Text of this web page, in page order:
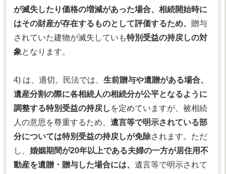
が滅失したり価格の増減があった場合、相続開始時に
はその財産が存在するものとして評価するため、 贈与
されていた建物が滅失していも特別受益の持戻しの対
象となります。
4) は、適切。民法では、 生前贈与や遺贈がある場合、
遺産分割の際に各相続人の相続分が公平となるように
調整する特別受益の持戻し を定めていますが、被相続
人の意思を尊重するため、 遺言等で明示されている部
分については特別受益の持戻しが免除されます。ただ
し、 婚姻期間が20年以上である夫婦の一方が居住用不
動産を遺贈・贈与した場合には、 遺言等で明示されて